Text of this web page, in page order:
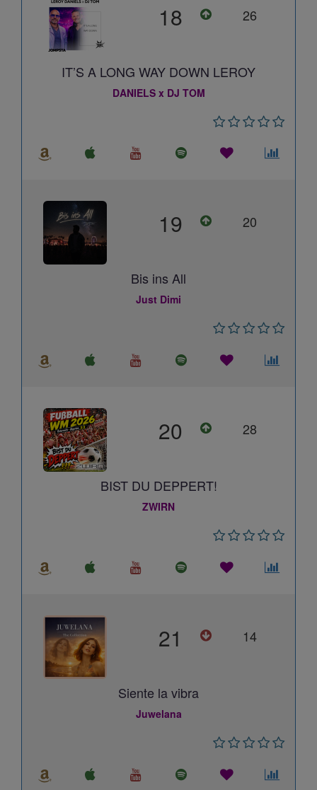
18 26
IT’S A LONG WAY DOWN LEROY
DANIELS x DJ TOM
19 20
Bis ins All
Just Dimi
20 28
BIST DU DEPPERT!
ZWIRN
21 14
Siente la vibra
Juwelana